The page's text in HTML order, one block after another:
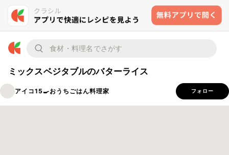
ミックスベジタブルのバターライス
アイコ15🍳おうちごはん料理家 フォロー